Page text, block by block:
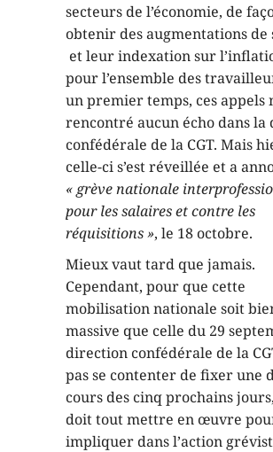
secteurs de l’économie, de
obtenir des augmentations de
et leur indexation sur
pour l’ensemble des
un premier temps, ces appels
rencontré aucun écho dans
confédérale de la CGT. Mais
celle-ci s’est réveillée et a
« grève nationale
pour les salaires et contre les
réquisitions », le 18 octobre.
Mieux vaut tard que jamais.
Cependant, pour que cette
mobilisation nationale soit
massive que celle du 29
direction confédérale de la
pas se contenter de fixer une
cours des cinq prochains
doit tout mettre en œuvre
impliquer dans l’action